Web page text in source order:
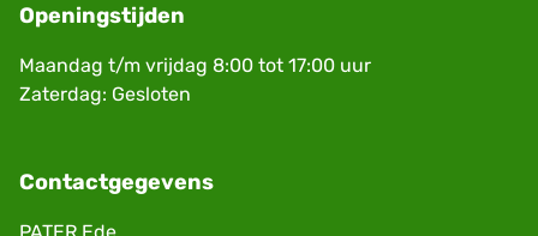
Openingstijden
Maandag t/m vrijdag 8:00 tot 17:00 uur
Zaterdag: Gesloten
Contactgegevens